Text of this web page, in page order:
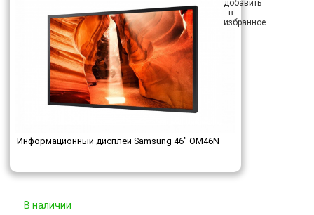
Информационный дисплей Samsung 46" OM46N
В наличии